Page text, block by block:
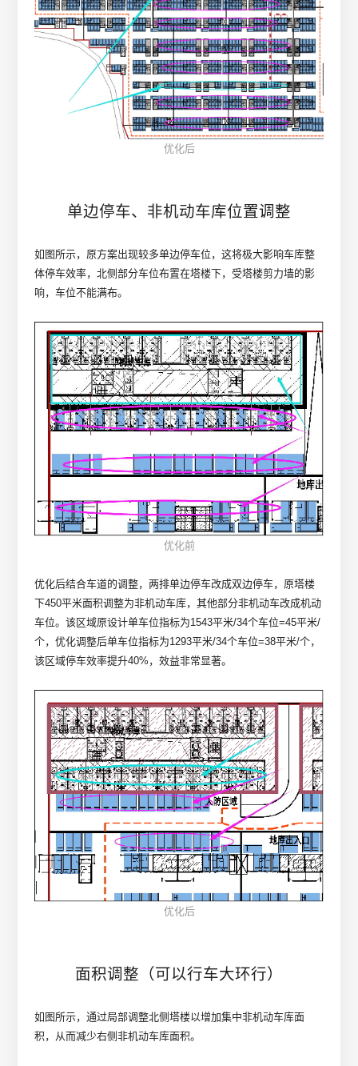
优化后
单边停车、非机动车库位置调整
如图所示，原方案出现较多单边停车位，这将极大影响车库整
体停车效率，北侧部分车位布置在塔楼下，受塔楼剪力墙的影
响，车位不能满布。
优化前
优化后结合车道的调整，两排单边停车改成双边停车，原塔楼
下450平米面积调整为非机动车库，其他部分非机动车改成机动
车位。该区域原设计单车位指标为1543平米/34个车位=45平米/
个，优化调整后单车位指标为1293平米/34个车位=38平米/个，
该区域停车效率提升40%，效益非常显著。
优化后
面积调整（可以行车大环行）
如图所示，通过局部调整北侧塔楼以增加集中非机动车库面
积，从而减少右侧非机动车库面积。